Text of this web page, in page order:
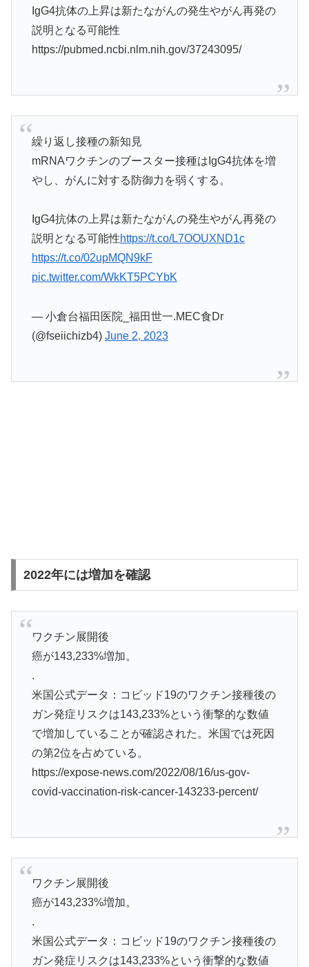
IgG4抗体の上昇は新たながんの発生やがん再発の
説明となる可能性
https://pubmed.ncbi.nlm.nih.gov/37243095/
繰り返し接種の新知見
mRNAワクチンのブースター接種はIgG4抗体を増
やし、がんに対する防御力を弱くする。
IgG4抗体の上昇は新たながんの発生やがん再発の
説明となる可能性https://t.co/L7OOUXND1c
https://t.co/02upMQN9kF
pic.twitter.com/WkKT5PCYbK
— 小倉台福田医院_福田世一.MEC食Dr
(@fseiichizb4) June 2, 2023
2022年には増加を確認
ワクチン展開後
癌が143,233%増加。
.
米国公式データ：コビッド19のワクチン接種後の
ガン発症リスクは143,233%という衝撃的な数値
で増加していることが確認された。米国では死因
の第2位を占めている。
https://expose-news.com/2022/08/16/us-gov-
covid-vaccination-risk-cancer-143233-percent/
ワクチン展開後
癌が143,233%増加。
.
米国公式データ：コビッド19のワクチン接種後の
ガン発症リスクは143,233%という衝撃的な数値